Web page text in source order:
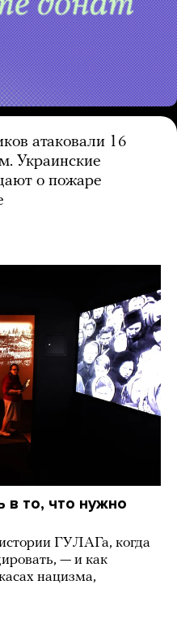
атаковали 16
Украинские
о пожаре
в то, что нужно
ГУЛАГа, когда
— и как
нацизма,